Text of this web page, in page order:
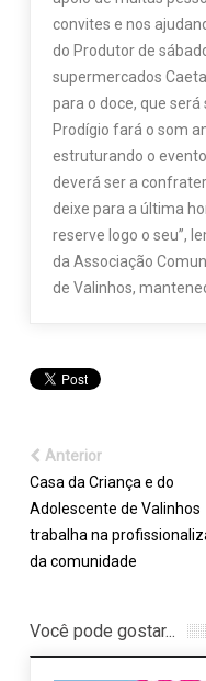
convites e nos
do Produtor de
supermercados
para o doce, que
Prodígio fará o som
estruturando o
deverá ser a
deixe para a última
reserve logo o seu”,
da Associação
de Valinhos,
Anterior
Casa da Criança e do
Adolescente de Valinhos
trabalha na
da comunidade
Você pode gostar...